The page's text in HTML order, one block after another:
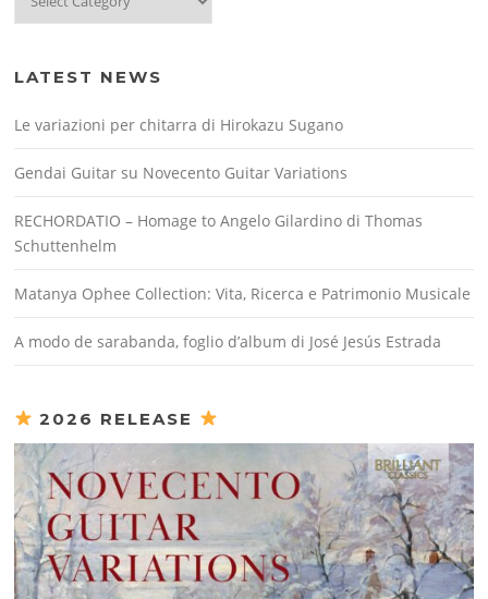
LATEST NEWS
Le variazioni per chitarra di Hirokazu Sugano
Gendai Guitar su Novecento Guitar Variations
RECHORDATIO – Homage to Angelo Gilardino di Thomas
Schuttenhelm
Matanya Ophee Collection: Vita, Ricerca e Patrimonio Musicale
A modo de sarabanda, foglio d’album di José Jesús Estrada
2026 RELEASE